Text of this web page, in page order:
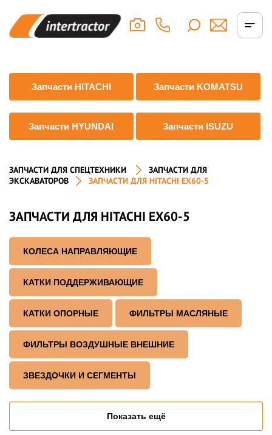
Запчасти HITACHI Запчасти KOMATSU
Запчасти HYUNDAI Запчасти ISUZU
ЗАПЧАСТИ ДЛЯ СПЕЦТЕХНИКИ
ЗАПЧАСТИ ДЛЯ
ЭКСКАВАТОРОВ
ЗАПЧАСТИ ДЛЯ HITACHI EX60-5
ЗАПЧАСТИ ДЛЯ HITACHI EX60-5
КОЛЕСА НАПРАВЛЯЮЩИЕ
КАТКИ ПОДДЕРЖИВАЮЩИЕ
КАТКИ ОПОРНЫЕ ФИЛЬТРЫ МАСЛЯНЫЕ
ФИЛЬТРЫ ВОЗДУШНЫЕ ВНЕШНИЕ
ЗВЕЗДОЧКИ И СЕГМЕНТЫ
Показать ещё